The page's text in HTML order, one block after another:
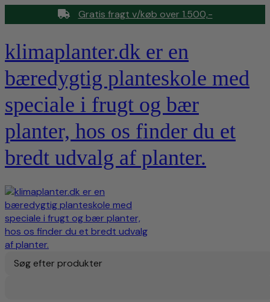
Gratis fragt v/køb over 1.500,-
klimaplanter.dk er en
bæredygtig planteskole med
speciale i frugt og bær
planter, hos os finder du et
bredt udvalg af planter.
Søg efter produkter